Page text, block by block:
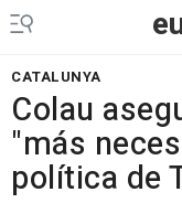
CATALUNYA
Colau
"más
política de